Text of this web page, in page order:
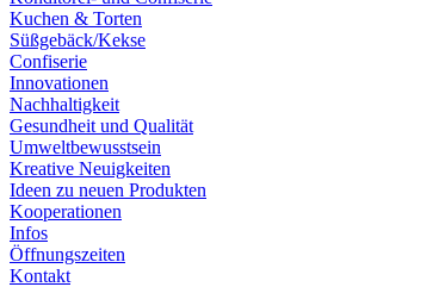
Kuchen & Torten
Süßgebäck/Kekse
Confiserie
Innovationen
Nachhaltigkeit
Gesundheit und Qualität
Umweltbewusstsein
Kreative Neuigkeiten
Ideen zu neuen Produkten
Kooperationen
Infos
Öffnungszeiten
Kontakt